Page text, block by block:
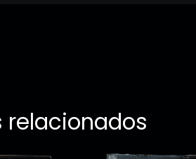
relacionados